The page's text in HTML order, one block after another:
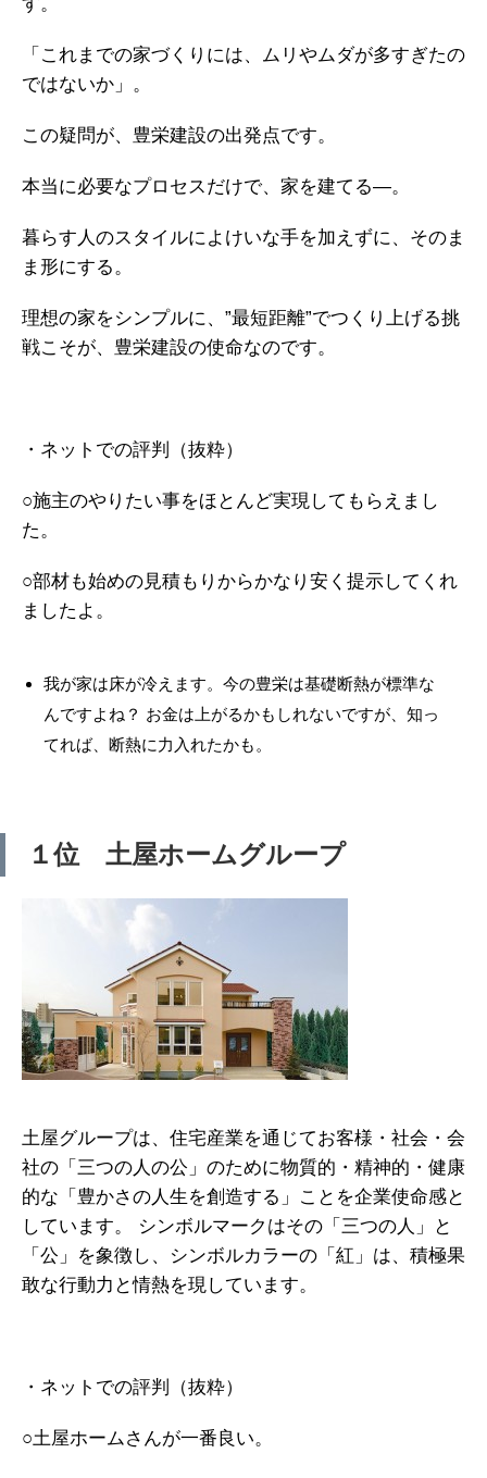
す。
「これまでの家づくりには、ムリやムダが多すぎたの
ではないか」。
この疑問が、豊栄建設の出発点です。
本当に必要なプロセスだけで、家を建てる―。
暮らす人のスタイルによけいな手を加えずに、そのま
ま形にする。
理想の家をシンプルに、”最短距離”でつくり上げる挑
戦こそが、豊栄建設の使命なのです。
・ネットでの評判（抜粋）
○施主のやりたい事をほとんど実現してもらえまし
た。
○部材も始めの見積もりからかなり安く提示してくれ
ましたよ。
我が家は床が冷えます。今の豊栄は基礎断熱が標準な
んですよね？ お金は上がるかもしれないですが、知っ
てれば、断熱に力入れたかも。
１位 土屋ホームグループ
土屋グループは、住宅産業を通じてお客様・社会・会
社の「三つの人の公」のために物質的・精神的・健康
的な「豊かさの人生を創造する」ことを企業使命感と
しています。 シンボルマークはその「三つの人」と
「公」を象徴し、シンボルカラーの「紅」は、積極果
敢な行動力と情熱を現しています。
・ネットでの評判（抜粋）
○土屋ホームさんが一番良い。